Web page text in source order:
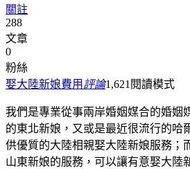
關註
288
文章
0
粉絲
娶大陸新娘費用 評論1,621 閱讀模式
我們是專業從事兩岸婚姻媒合的婚姻
的東北新娘，又或是最近很流行的哈
供優質的大陸相親娶大陸新娘服務；
山東新娘的服務，可以讓有意娶大陸